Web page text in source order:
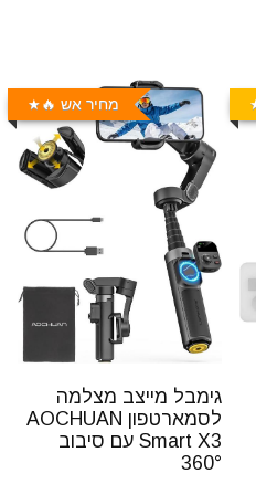
מחיר אש 🔥
גימבל מייצב מצלמה
לסמארטפון AOCHUAN
Smart X3 עם סיבוב
360°